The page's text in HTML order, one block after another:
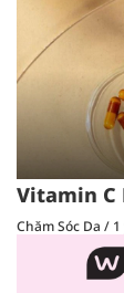
Vitamin C
Chăm Sóc Da /